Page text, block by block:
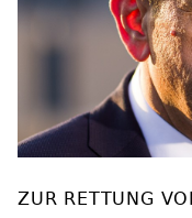
ZUR RETTUNG